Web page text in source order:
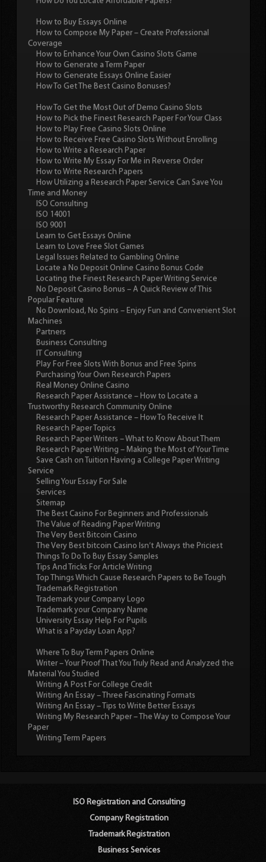
How to Buy Essays Online
How to Compose My Paper – Create Professional
Coverage
How to Enhance Your Own Casino Slots Game
How to Generate a Term Paper
How to Generate Essays Online Easier
How To Get The Best Casino Bonuses?
How To Get the Most Out of Demo Casino Slots
How to Pick the Finest Research Paper For Your Class
How to Play Free Casino Slots Online
How to Receive Free Casino Slots Without Enrolling
How to Write a Research Paper
How to Write My Essay For Me in Reverse Order
How to Write Research Papers
How Utilizing a Research Paper Service Can Save You
Time and Money
ISO Consulting
ISO 14001
ISO 9001
Learn to Get Essays Online
Learn to Love Free Slot Games
Legal Issues Related to Gambling Online
Locate a No Deposit Online Casino Bonus Code
Locating the Finest Research Paper Writing Service
No Deposit Casino Bonus – A Quick Review of This
Popular Feature
No Download, No Spins – Enjoy Fun and Convenient Slot
Machines
Partners
Business Consulting
IT Consulting
Play For Free Slots With Bonus and Free Spins
Purchasing Your Own Research Papers
Real Money Online Casino
Research Paper Assistance – How to Locate a
Trustworthy Research Community Online
Research Paper Assistance – How To Receive It
Research Paper Topics
Research Paper Writers – What to Know About Them
Research Paper Writing – Making the Most of Your Time
Save Cash on Tuition Having a College Paper Writing
Service
Selling Your Essay For Sale
Services
Sitemap
The Best Casino For Beginners and Professionals
The Value of Reading Paper Writing
The Very Best Bitcoin Casino
The Very Best bitcoin Casino Isn’t Always the Priciest
Things To Do To Buy Essay Samples
Tips And Tricks For Article Writing
Top Things Which Cause Research Papers to Be Tough
Trademark Registration
Trademark your Company Logo
Trademark your Company Name
University Essay Help For Pupils
What is a Payday Loan App?
Where To Buy Term Papers Online
Writer – Your Proof That You Truly Read and Analyzed the
Material You Studied
Writing A Post For College Credit
Writing An Essay – Three Fascinating Formats
Writing An Essay – Tips to Write Better Essays
Writing My Research Paper – The Way to Compose Your
Paper
Writing Term Papers
ISO Registration and Consulting
Company Registration
Trademark Registration
Business Services